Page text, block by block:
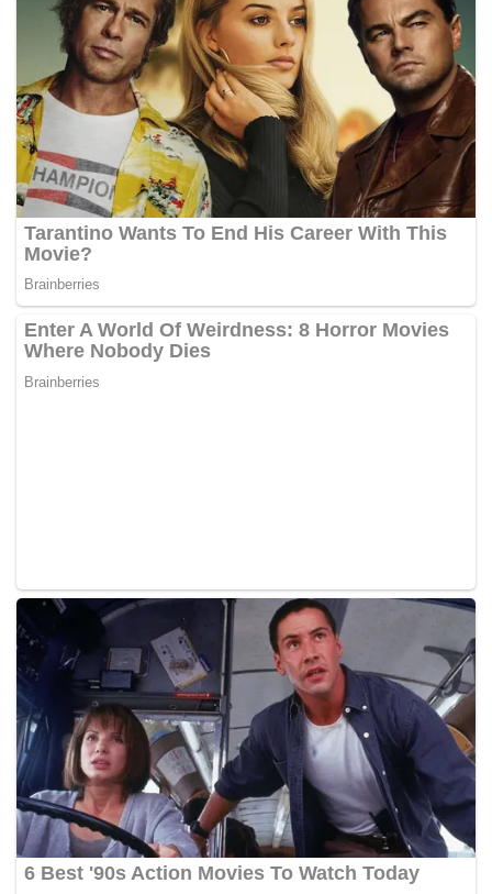
persendirian untuk pergi ambil Ajoi (Zulkifli) di Football
Field (laluan landai sebelum puncak), tapi perkhidmatan tu
tiada, hanya ada renjer sahaja dan mereka tidak dapat
naik ke atas kerana cuaca buruk.
“Renjer lihat tangan dan kaki saya, mereka kata saya dah
ada ‘high-altitude pulmonary edema’ (paru-paru berair
altitud tinggi atau HAPE) dan suruh saya turun segera dan
tak boleh tunggu lama.
“Memang helikopter yang ada ketika itu sepatutnya ambil
Ajoi melalui ‘bucket’, lepas itu ambil saya dan turun ke
bawah tapi memandangkan keadaan cuaca yang buruk
dan keadaan kesihatan saya, mereka buat keputusan
susulan tragedi yang berlaku ke atasnya dan dua lagi
pendaki Malaysia selepas berjaya menawan puncak
Gunung Denali pada 27 Mei lalu.
Muhammad Illaham yang juga Presiden Kelab Jelajah
Alpine Malaysia berkata, sebaik sahaja berjaya dibawa
turun, beliau terus dibawa ke hospital dan dimasukkan ke
wad kecemasan kerana mengalami luka beku tahap tiga.
Menurutnya, pada ketika itu beliau bimbang dengan
keadaan Zulkifli dan Zainudin Lot yang sedang berada di
Football Field berketinggian 5,791 meter iaitu lokasi antara